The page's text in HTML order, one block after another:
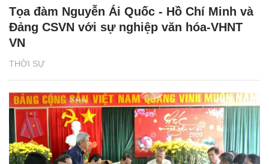
THỜI SỰ
Tọa đàm Nguyễn Ái Quốc - Hồ Chí Minh và
Đảng CSVN với sự nghiệp văn hóa-VHNT
VN